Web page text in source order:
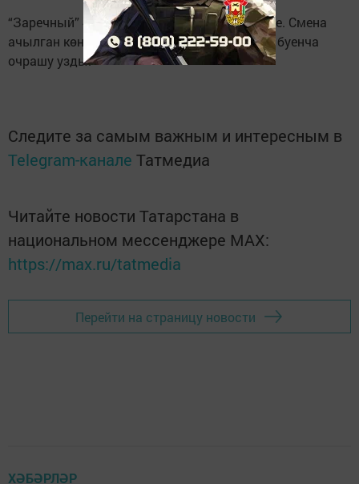
“Заречный” 4 сменага балаларны кабул итте. Смена
ачылган көнне телевидение һәм газета эше буенча
очрашу узды.
Следите за самым важным и интересным в
Telegram-канале Татмедиа
Читайте новости Татарстана в
национальном мессенджере MАХ:
https://max.ru/tatmedia
Перейти на страницу новости
ХӘБӘРЛӘР